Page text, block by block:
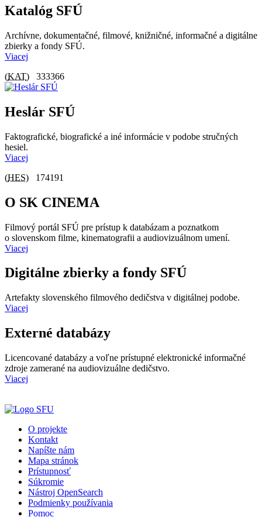
Katalóg SFÚ
Archívne, dokumentačné, filmové, knižničné, informačné a digitálne
zbierky a fondy SFÚ.
Viacej
(KAT) 333366
Heslár SFÚ
Faktografické, biografické a iné informácie v podobe stručných
hesiel.
Viacej
(HES) 174191
O SK CINEMA
Filmový portál SFÚ pre prístup k databázam a poznatkom
o slovenskom filme, kinematografii a audiovizuálnom umení.
Viacej
Digitálne zbierky a fondy SFÚ
Artefakty slovenského filmového dedičstva v digitálnej podobe.
Viacej
Externé databázy
Licencované databázy a voľne prístupné elektronické informačné
zdroje zamerané na audiovizuálne dedičstvo.
Viacej
O projekte
Kontakt
Napíšte nám
Mapa stránok
Prístupnosť
Súkromie
Nástroj OpenSearch
Podmienky používania
Pomoc